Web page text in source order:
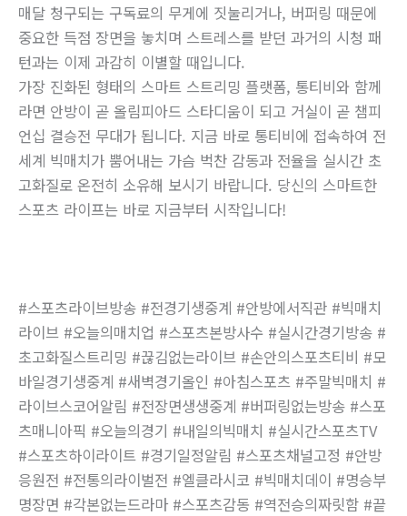
매달 청구되는 구독료의 무게에 짓눌리거나, 버퍼링 때문에
중요한 득점 장면을 놓치며 스트레스를 받던 과거의 시청 패
턴과는 이제 과감히 이별할 때입니다.
가장 진화된 형태의 스마트 스트리밍 플랫폼, 통티비와 함께
라면 안방이 곧 올림피아드 스타디움이 되고 거실이 곧 챔피
언십 결승전 무대가 됩니다. 지금 바로 통티비에 접속하여 전
세계 빅매치가 뿜어내는 가슴 벅찬 감동과 전율을 실시간 초
고화질로 온전히 소유해 보시기 바랍니다. 당신의 스마트한
스포츠 라이프는 바로 지금부터 시작입니다!
#스포츠라이브방송 #전경기생중계 #안방에서직관 #빅매치
라이브 #오늘의매치업 #스포츠본방사수 #실시간경기방송 #
초고화질스트리밍 #끊김없는라이브 #손안의스포츠티비 #모
바일경기생중계 #새벽경기올인 #아침스포츠 #주말빅매치 #
라이브스코어알림 #전장면생생중계 #버퍼링없는방송 #스포
츠매니아픽 #오늘의경기 #내일의빅매치 #실시간스포츠TV
#스포츠하이라이트 #경기일정알림 #스포츠채널고정 #안방
응원전 #전통의라이벌전 #엘클라시코 #빅매치데이 #명승부
명장면 #각본없는드라마 #스포츠감동 #역전승의짜릿함 #끝